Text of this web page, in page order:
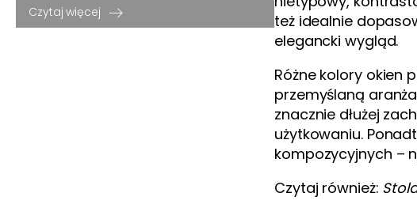
Czytaj więcej
też idealnie
elegancki wygląd.
Różne kolory okien
przemyślaną
znacznie dłużej
użytkowaniu.
kompozycyjnych –
Czytaj również: